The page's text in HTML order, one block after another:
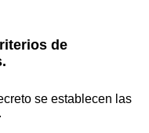
de
se establecen las